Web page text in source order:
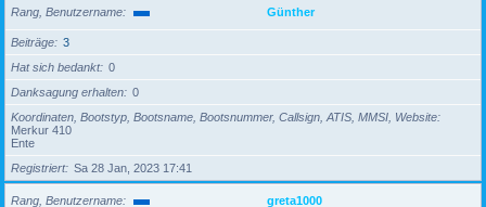
Rang, Benutzername Günther
Beiträge
3
Hat sich bedankt
0
Danksagung erhalten
0
Koordinaten, Bootstyp, Bootsname, Bootsnummer, Callsign, ATIS, MMSI, Website
Merkur 410
Ente
Registriert
Sa 28 Jan, 2023 17:41
Rang, Benutzername greta1000